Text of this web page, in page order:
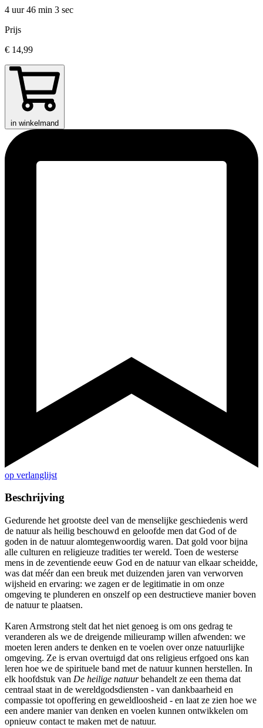
4 uur 46 min 3 sec
Prijs
€ 14,99
in winkelmand
op verlanglijst
Beschrijving
Gedurende het grootste deel van de menselijke geschiedenis werd
de natuur als heilig beschouwd en geloofde men dat God of de
goden in de natuur alomtegenwoordig waren. Dat gold voor bijna
alle culturen en religieuze tradities ter wereld. Toen de westerse
mens in de zeventiende eeuw God en de natuur van elkaar scheidde,
was dat méér dan een breuk met duizenden jaren van verworven
wijsheid en ervaring: we zagen er de legitimatie in om onze
omgeving te plunderen en onszelf op een destructieve manier boven
de natuur te plaatsen.
Karen Armstrong stelt dat het niet genoeg is om ons gedrag te
veranderen als we de dreigende milieuramp willen afwenden: we
moeten leren anders te denken en te voelen over onze natuurlijke
omgeving. Ze is ervan overtuigd dat ons religieus erfgoed ons kan
leren hoe we de spirituele band met de natuur kunnen herstellen. In
elk hoofdstuk van De heilige natuurbehandelt ze een thema dat
centraal staat in de wereldgodsdiensten - van dankbaarheid en
compassie tot opoffering en geweldloosheid - en laat ze zien hoe we
een andere manier van denken en voelen kunnen ontwikkelen om
opnieuw contact te maken met de natuur.